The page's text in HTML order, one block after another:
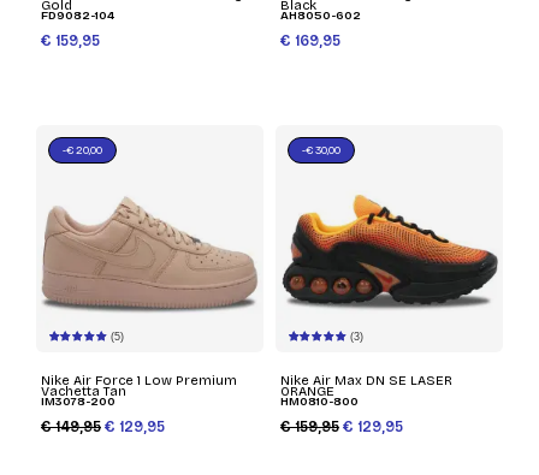
Gold
FD9082-104
€ 159,95
Black
AH8050-602
€ 169,95
(5)
Nike Air Force 1 Low Premium
Vachetta Tan
IM3078-200
€ 149,95 € 129,95
-€ 20,00
(3)
Nike Air Max DN SE LASER
ORANGE
HM0810-800
€ 159,95 € 129,95
-€ 30,00